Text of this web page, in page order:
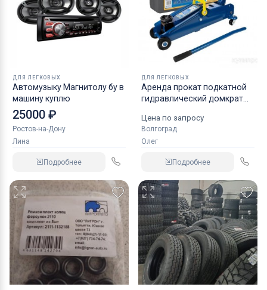
ДЛЯ ЛЕГКОВЫХ
Автомузыку Магнитолу бу в
машину куплю
25000 ₽
Ростов-на-Дону
Лина
Подробнее
ДЛЯ ЛЕГКОВЫХ
Аренда прокат подкатной
гидравлический домкрат
Цена по запросу
Волгоград
Олег
Подробнее